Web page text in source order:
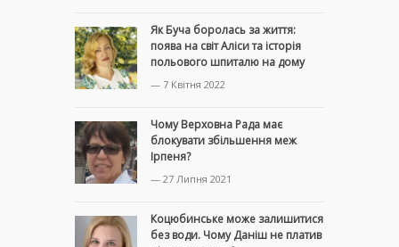
Як Буча боролась за життя:
поява на світ Аліси та історія
польового шпиталю на дому
— 7 Квітня 2022
Чому Верховна Рада має
блокувати збільшення меж
Ірпеня?
— 27 Липня 2021
Коцюбинське може залишитися
без води. Чому Даніш не платив